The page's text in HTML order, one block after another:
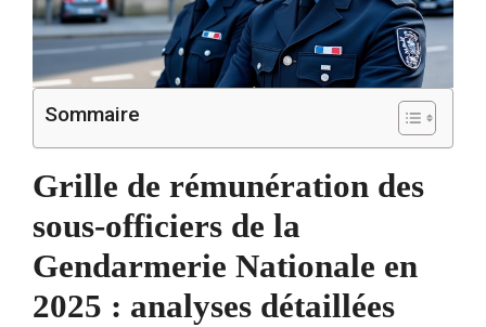
Sommaire
Grille de rémunération des
sous-officiers de la
Gendarmerie Nationale en
2025 : analyses détaillées